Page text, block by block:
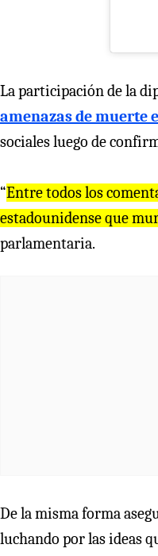
La participación de la
amenazas de muerte
sociales luego de
“Entre todos los
estadounidense que
parlamentaria.
De la misma forma
luchando por las ideas